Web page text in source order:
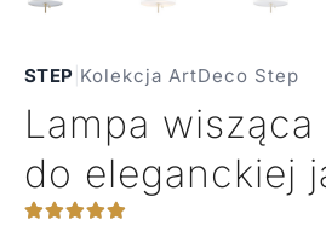
STEP Kolekcja ArtDeco Step
Lampa
do eleganckiej